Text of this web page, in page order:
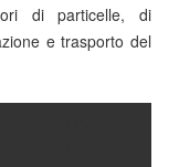
di particelle, di
e trasporto del